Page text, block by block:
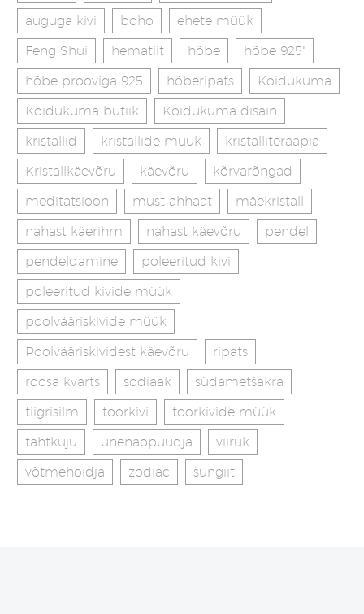
auguga kivi
boho
ehete müük
Feng Shui
hematiit hõbe
hõbe 925"
hõbe prooviga 925
hõberipats
Koidukuma
Koidukuma butiik
Koidukuma disain
kristallid
kristallide müük
kristalliteraapia
Kristallkäevõru
käevõru
kõrvarõngad
meditatsioon
must ahhaat
mäekristall
nahast käerihm
nahast käevõru
pendel
pendeldamine
poleeritud kivi
poleeritud kivide müük
poolvääriskivide müük
Poolvääriskividest käevõru
ripats
roosa kvarts
sodiaak
südametšakra
tiigrisilm
toorkivi
toorkivide müük
tähtkuju
unenäopüüdja
viiruk
võtmehoidja
zodiac šungiit